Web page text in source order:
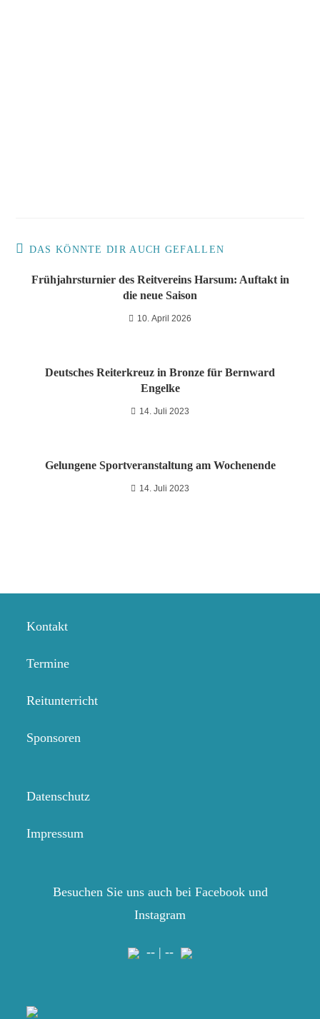
DAS KÖNNTE DIR AUCH GEFALLEN
Frühjahrsturnier des Reitvereins Harsum: Auftakt in
die neue Saison
10. April 2026
Deutsches Reiterkreuz in Bronze für Bernward
Engelke
14. Juli 2023
Gelungene Sportveranstaltung am Wochenende
14. Juli 2023
Kontakt
Termine
Reitunterricht
Sponsoren
Datenschutz
Impressum
Besuchen Sie uns auch bei Facebook und
Instagram
-- | --